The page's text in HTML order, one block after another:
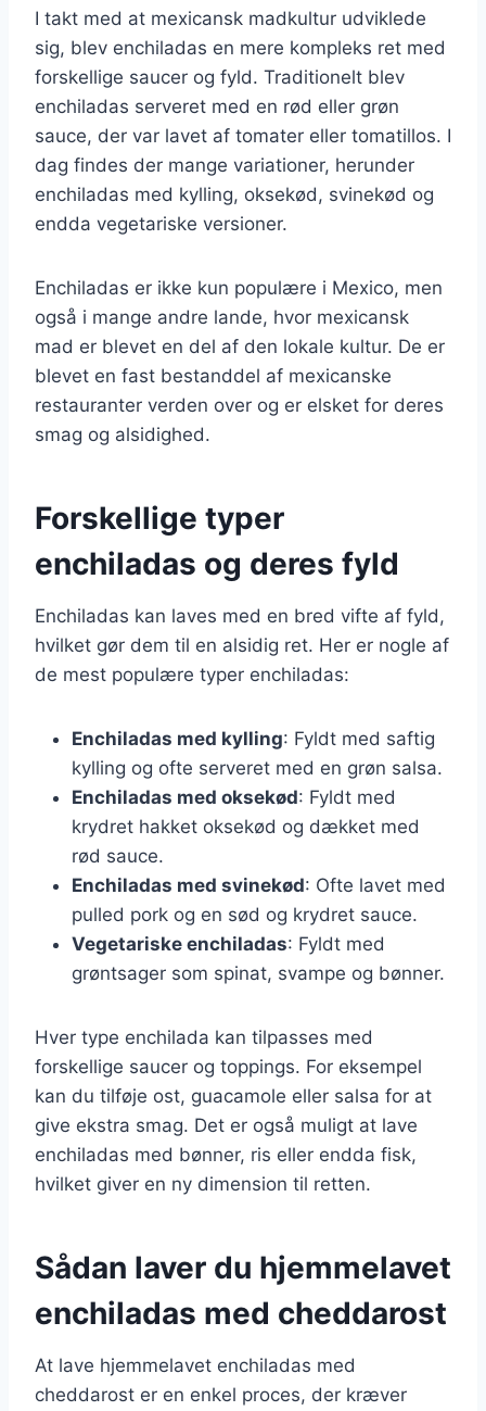
I takt med at mexicansk madkultur udviklede
sig, blev enchiladas en mere kompleks ret med
forskellige saucer og fyld. Traditionelt blev
enchiladas serveret med en rød eller grøn
sauce, der var lavet af tomater eller tomatillos. I
dag findes der mange variationer, herunder
enchiladas med kylling, oksekød, svinekød og
endda vegetariske versioner.
Enchiladas er ikke kun populære i Mexico, men
også i mange andre lande, hvor mexicansk
mad er blevet en del af den lokale kultur. De er
blevet en fast bestanddel af mexicanske
restauranter verden over og er elsket for deres
smag og alsidighed.
Forskellige typer
enchiladas og deres fyld
Enchiladas kan laves med en bred vifte af fyld,
hvilket gør dem til en alsidig ret. Her er nogle af
de mest populære typer enchiladas:
Enchiladas med kylling: Fyldt med saftig
kylling og ofte serveret med en grøn salsa.
Enchiladas med oksekød: Fyldt med
krydret hakket oksekød og dækket med
rød sauce.
Enchiladas med svinekød: Ofte lavet med
pulled pork og en sød og krydret sauce.
Vegetariske enchiladas: Fyldt med
grøntsager som spinat, svampe og bønner.
Hver type enchilada kan tilpasses med
forskellige saucer og toppings. For eksempel
kan du tilføje ost, guacamole eller salsa for at
give ekstra smag. Det er også muligt at lave
enchiladas med bønner, ris eller endda fisk,
hvilket giver en ny dimension til retten.
Sådan laver du hjemmelavet
enchiladas med cheddarost
At lave hjemmelavet enchiladas med
cheddarost er en enkel proces, der kræver